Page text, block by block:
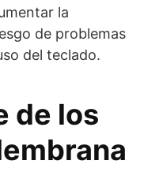
la
de problemas
del teclado.
de los